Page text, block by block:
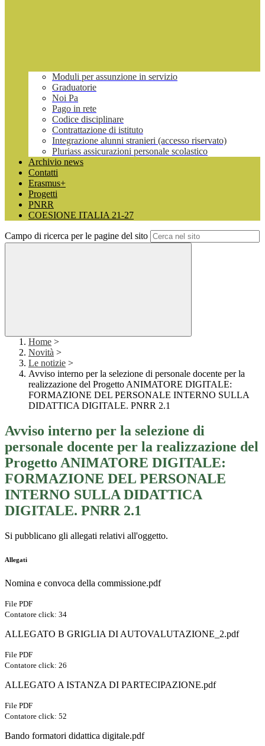
Moduli per assunzione in servizio
Graduatorie
Noi Pa
Pago in rete
Codice disciplinare
Contrattazione di istituto
Integrazione alunni stranieri (accesso riservato)
Pluriass assicurazioni personale scolastico
Archivio news
Contatti
Erasmus+
Progetti
PNRR
COESIONE ITALIA 21-27
Campo di ricerca per le pagine del sito
Home >
Novità >
Le notizie >
Avviso interno per la selezione di personale docente per la
realizzazione del Progetto ANIMATORE DIGITALE:
FORMAZIONE DEL PERSONALE INTERNO SULLA
DIDATTICA DIGITALE. PNRR 2.1
Avviso interno per la selezione di
personale docente per la realizzazione del
Progetto ANIMATORE DIGITALE:
FORMAZIONE DEL PERSONALE
INTERNO SULLA DIDATTICA
DIGITALE. PNRR 2.1
Si pubblicano gli allegati relativi all'oggetto.
Allegati
Nomina e convoca della commissione.pdf
File PDF
Contatore click: 34
ALLEGATO B GRIGLIA DI AUTOVALUTAZIONE_2.pdf
File PDF
Contatore click: 26
ALLEGATO A ISTANZA DI PARTECIPAZIONE.pdf
File PDF
Contatore click: 52
Bando formatori didattica digitale.pdf